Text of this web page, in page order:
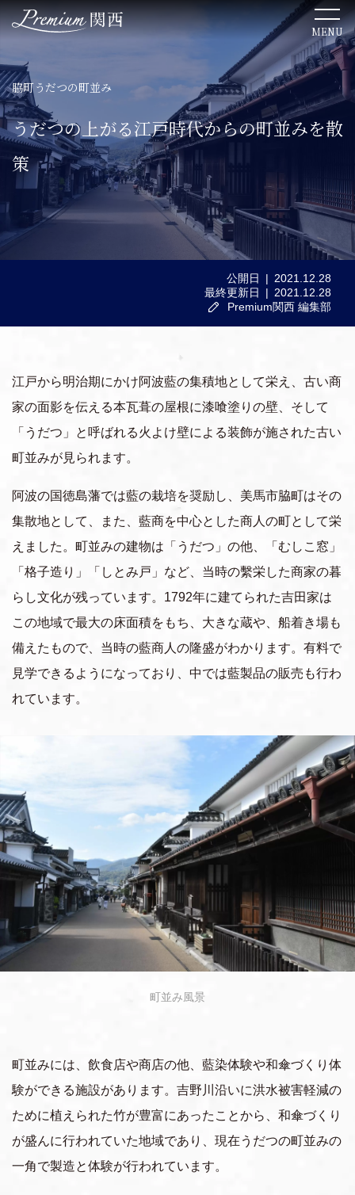
TOP
関西のこだわりステイ
関西ならではの美食体験
ここでしか出会えない絶景
関西の歴史を感じる文化体験
おすすめの周遊ルート
移動体験
MENU
脇町うだつの町並み
うだつの上がる江戸時代からの町並みを散
策
公開日
2021.12.28
最終更新日
2021.12.28
Premium関西 編集部
江戸から明治期にかけ阿波藍の集積地として栄え、古い商
家の面影を伝える本瓦葺の屋根に漆喰塗りの壁、そして
「うだつ」と呼ばれる火よけ壁による装飾が施された古い
町並みが見られます。
阿波の国徳島藩では藍の栽培を奨励し、美馬市脇町はその
集散地として、また、藍商を中心とした商人の町として栄
えました。町並みの建物は「うだつ」の他、「むしこ窓」
「格子造り」「しとみ戸」など、当時の繫栄した商家の暮
らし文化が残っています。1792年に建てられた吉田家は
この地域で最大の床面積をもち、大きな蔵や、船着き場も
備えたもので、当時の藍商人の隆盛がわかります。有料で
見学できるようになっており、中では藍製品の販売も行わ
れています。
町並み風景
町並みには、飲食店や商店の他、藍染体験や和傘づくり体
験ができる施設があります。吉野川沿いに洪水被害軽減の
ために植えられた竹が豊富にあったことから、和傘づくり
が盛んに行われていた地域であり、現在うだつの町並みの
一角で製造と体験が行われています。